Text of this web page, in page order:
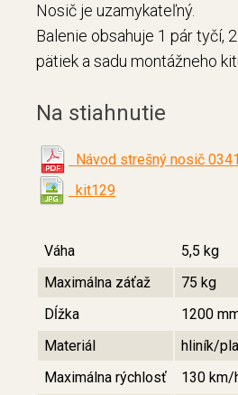
Nosič je uzamykateľný.
Balenie obsahuje 1 pár tyčí,
pätiek a sadu montážneho
Na stiahnutie
Návod strešný nosič 0341
kit129
Váha
5,5 kg
Maximálna záťaž
75 kg
Dĺžka
1200
Materiál
hliník/
Maximálna rýchlosť
130 km/